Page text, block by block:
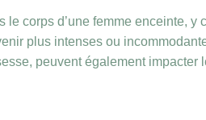
corps d’une femme enceinte, y
plus intenses ou
peuvent également impacter